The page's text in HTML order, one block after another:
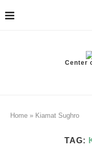
Center
Home » Kiamat Sughro
TAG: